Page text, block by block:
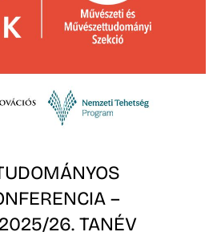
–
26. TANÉV